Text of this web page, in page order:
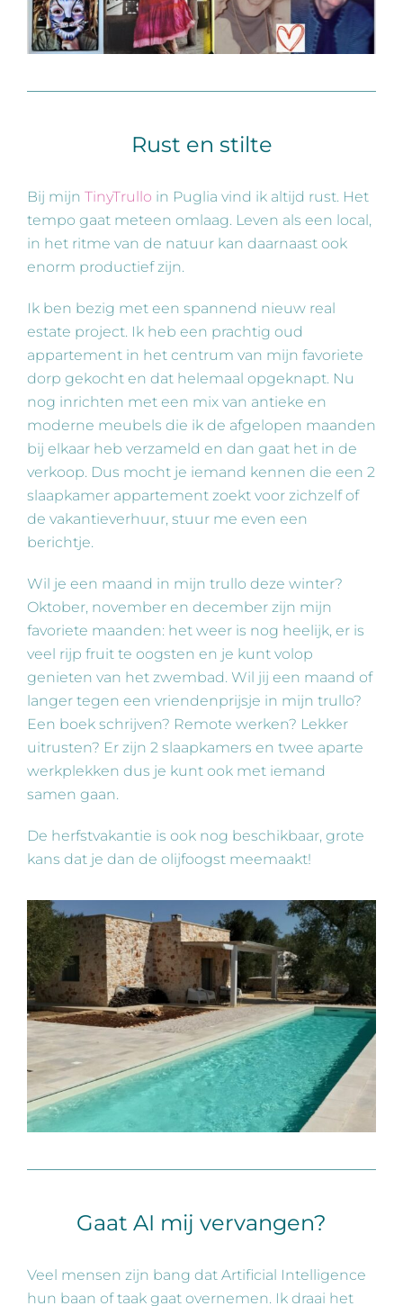
Rust en stilte
Bij mijn TinyTrullo in Puglia vind ik altijd rust. Het
tempo gaat meteen omlaag. Leven als een local,
in het ritme van de natuur kan daarnaast ook
enorm productief zijn.
Ik ben bezig met een spannend nieuw real
estate project. Ik heb een prachtig oud
appartement in het centrum van mijn favoriete
dorp gekocht en dat helemaal opgeknapt. Nu
nog inrichten met een mix van antieke en
moderne meubels die ik de afgelopen maanden
bij elkaar heb verzameld en dan gaat het in de
verkoop. Dus mocht je iemand kennen die een 2
slaapkamer appartement zoekt voor zichzelf of
de vakantieverhuur, stuur me even een
berichtje.
Wil je een maand in mijn trullo deze winter?
Oktober, november en december zijn mijn
favoriete maanden: het weer is nog heelijk, er is
veel rijp fruit te oogsten en je kunt volop
genieten van het zwembad. Wil jij een maand of
langer tegen een vriendenprijsje in mijn trullo?
Een boek schrijven? Remote werken? Lekker
uitrusten? Er zijn 2 slaapkamers en twee aparte
werkplekken dus je kunt ook met iemand
samen gaan.
De herfstvakantie is ook nog beschikbaar, grote
kans dat je dan de olijfoogst meemaakt!
Gaat AI mij vervangen?
Veel mensen zijn bang dat Artificial Intelligence
hun baan of taak gaat overnemen. Ik draai het